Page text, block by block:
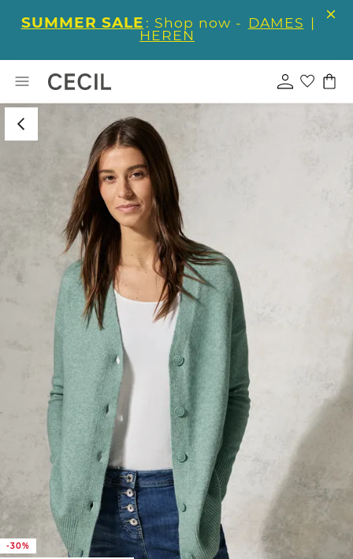
SUMMER SALE : Shop now - DAMES |
HEREN
-30%